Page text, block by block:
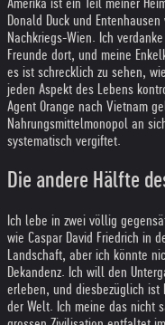
Amerika ist ein Teil meiner
Donald Duck und
Nachkriegs-Wien. Ich
Freunde dort, und meine
es ist schrecklich zu sehen,
jeden Aspekt des Lebens
Agent Orange nach Vietnam
Nahrungsmittelmonopol an
systematisch vergiftet.
Die andere Hälfte
Ich lebe in zwei völlig
wie Caspar David Friedrich in
Landschaft, aber ich könnte
Dekandenz. Ich will den
erleben, und diesbezüglich ist
der Welt. Ich meine das nicht